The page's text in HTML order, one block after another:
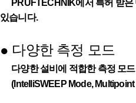
PRUFTECHNIK에서 특허 받
있습니다.
● 다양한 측정 모드
다양한 설비에 적합한 측정 모
(IntelliSWEEP Mode, Multipoint